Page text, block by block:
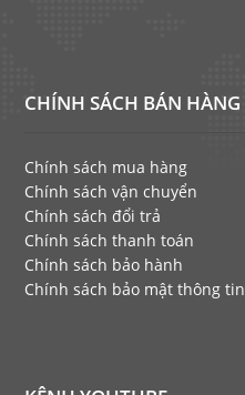
CHÍNH SÁCH BÁN HÀNG
Chính sách mua hàng
Chính sách vận chuyển
Chính sách đổi trả
Chính sách thanh toán
Chính sách bảo hành
Chính sách bảo mật thông tin